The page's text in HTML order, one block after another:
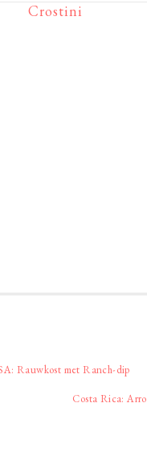
Crostini
Rauwkost met Ranch-dip
Volgend
Costa Rica: